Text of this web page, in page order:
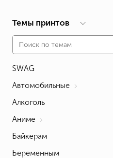
Темы принтов
SWAG
Автомобильные
Алкоголь
Аниме
Байкерам
Беременным